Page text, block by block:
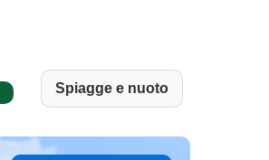
Spiagge e nuoto